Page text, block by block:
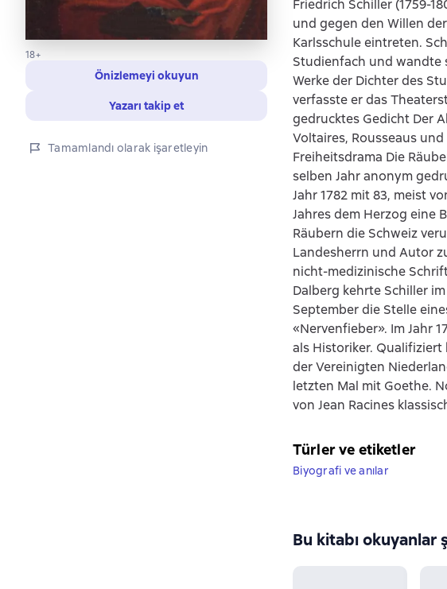
18+
Önizlemeyi okuyun
Yazarı takip et
Tamamlandı olarak işaretleyin
Friedrich Schiller (1759-
und gegen den Willen
Karlsschule eintreten.
Studienfach und wandte
Werke der Dichter des
verfasste er das
gedrucktes Gedicht Der
Voltaires, Rousseaus
Freiheitsdrama Die
selben Jahr anonym
Jahr 1782 mit 83, meist
Jahres dem Herzog eine
Räubern die Schweiz
Landesherrn und Autor
nicht-medizinische
Dalberg kehrte Schiller
September die Stelle
«Nervenfieber». Im Jahr
als Historiker.
der Vereinigten
letzten Mal mit Goethe.
von Jean Racines
Türler ve etiketler
Biyografi ve anılar
Bu kitabı okuyanlar